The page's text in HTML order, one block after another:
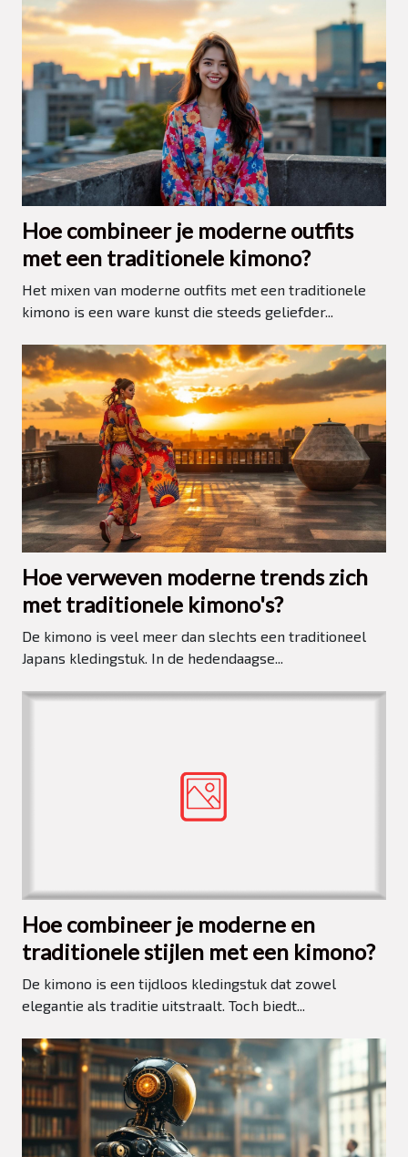
Hoe combineer je moderne outfits
met een traditionele kimono?
Het mixen van moderne outfits met een traditionele
kimono is een ware kunst die steeds geliefder...
Hoe verweven moderne trends zich
met traditionele kimono's?
De kimono is veel meer dan slechts een traditioneel
Japans kledingstuk. In de hedendaagse...
Hoe combineer je moderne en
traditionele stijlen met een kimono?
De kimono is een tijdloos kledingstuk dat zowel
elegantie als traditie uitstraalt. Toch biedt...